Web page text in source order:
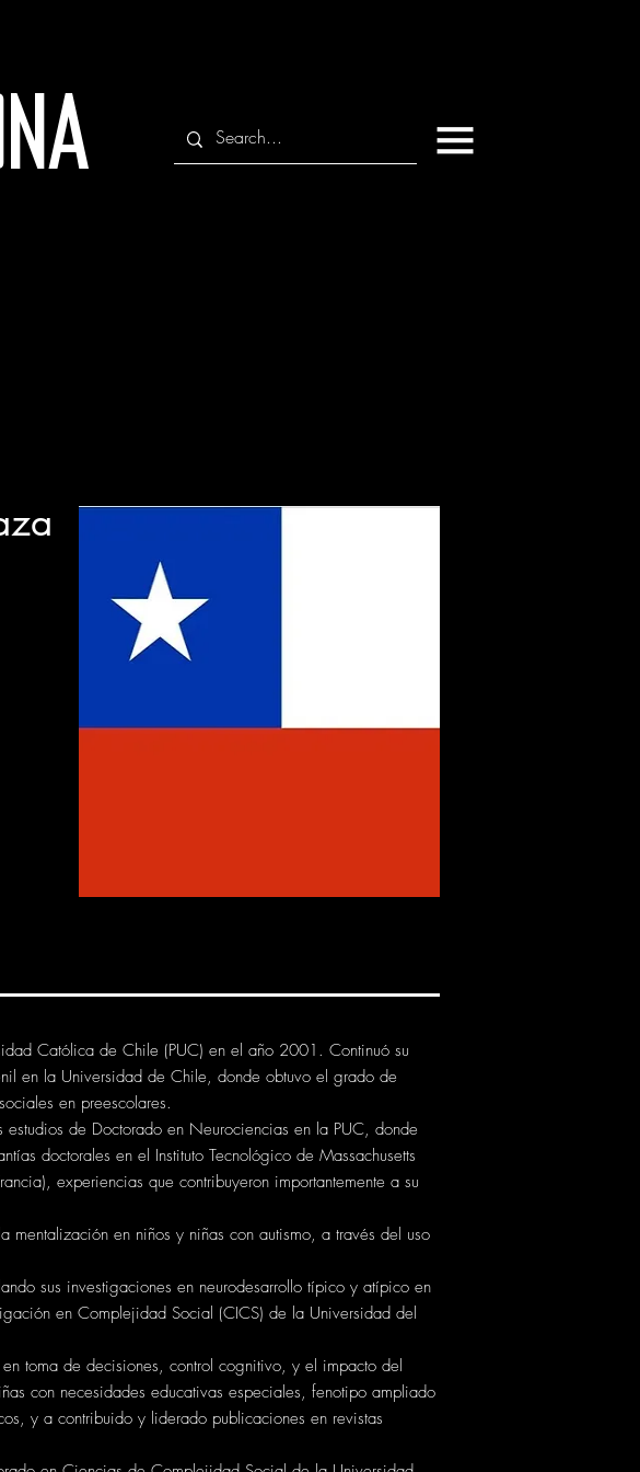
Católica de Chile (PUC) en el año 2001. Continuó su
en la Universidad de Chile, donde obtuvo el grado de
en preescolares.
de Doctorado en Neurociencias en la PUC, donde
doctorales en el Instituto Tecnológico de Massachusetts
experiencias que contribuyeron importantemente a su
mentalización en niños y niñas con autismo, a través del uso
sus investigaciones en neurodesarrollo típico y atípico en
en Complejidad Social (CICS) de la Universidad del
toma de decisiones, control cognitivo, y el impacto del
con necesidades educativas especiales, fenotipo ampliado
y a contribuido y liderado publicaciones en revistas